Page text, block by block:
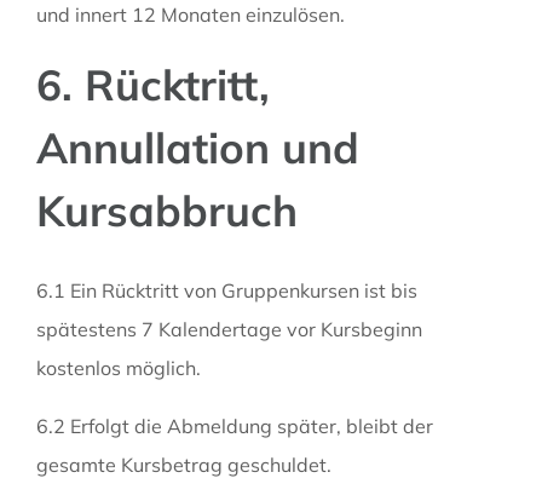
und innert 12 Monaten einzulösen.
6. Rücktritt,
Annullation und
Kursabbruch
6.1 Ein Rücktritt von Gruppenkursen ist bis
spätestens 7 Kalendertage vor Kursbeginn
kostenlos möglich.
6.2 Erfolgt die Abmeldung später, bleibt der
gesamte Kursbetrag geschuldet.